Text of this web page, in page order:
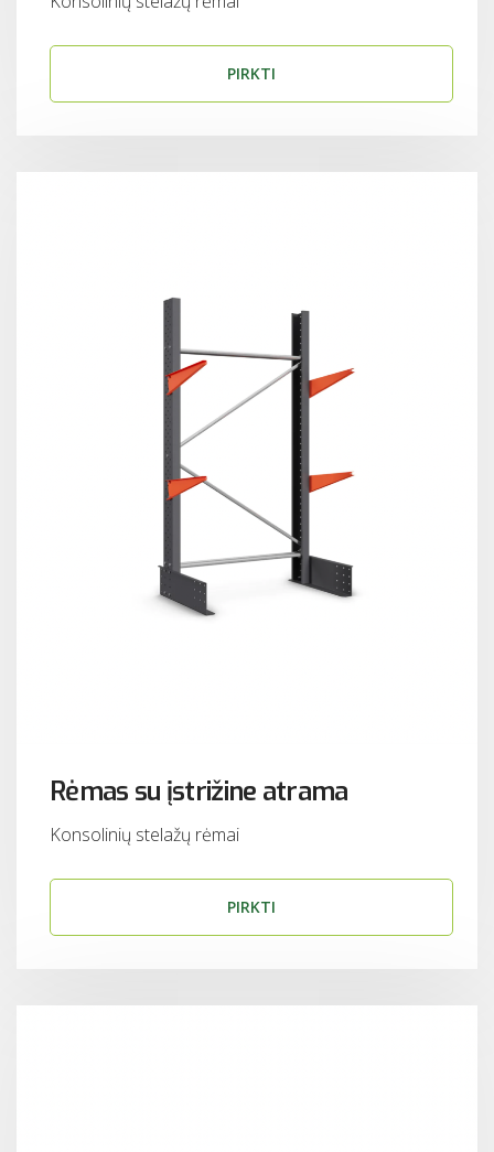
PIRKTI
Rėmas su įstrižine atrama
Konsolinių stelažų rėmai
PIRKTI